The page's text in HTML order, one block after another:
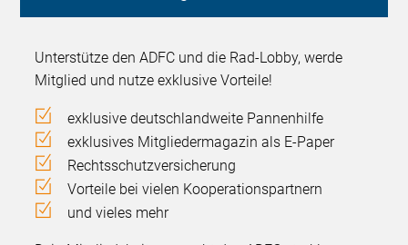
Unterstütze den ADFC und die Rad-Lobby, werde
Mitglied und nutze exklusive Vorteile!
exklusive deutschlandweite Pannenhilfe
exklusives Mitgliedermagazin als E-Paper
Rechtsschutzversicherung
Vorteile bei vielen Kooperationspartnern
und vieles mehr